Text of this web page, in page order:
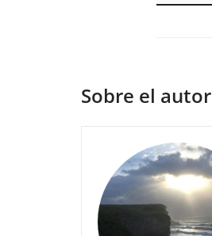
Sobre el autor